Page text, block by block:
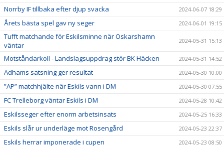
Norrby IF tillbaka efter djup svacka 2024-06-07 18:29
Årets bästa spel gav ny seger 2024-06-01 19:15
Tufft matchande för Eskilsminne när Oskarshamn
väntar
2024-05-31 15:13
Motståndarkoll - Landslagsuppdrag stör BK Häcken 2024-05-31 14:52
Adhams satsning ger resultat 2024-05-30 10:00
”AP” matchhjälte när Eskils vann i DM 2024-05-30 07:55
FC Trelleborg väntar Eskils i DM 2024-05-28 10:42
Eskilsseger efter enorm arbetsinsats 2024-05-25 16:33
Eskils slår ur underläge mot Rosengård 2024-05-23 22:37
Eskils herrar imponerade i cupen 2024-05-23 08:50